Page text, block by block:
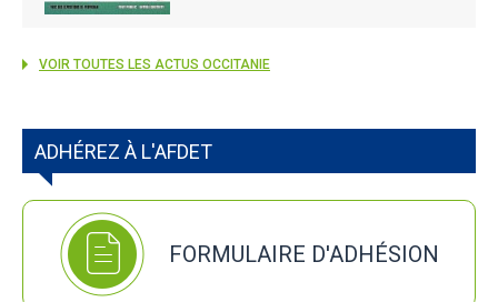
VOIR TOUTES LES ACTUS OCCITANIE
ADHÉREZ À L'AFDET
FORMULAIRE D'ADHÉSION